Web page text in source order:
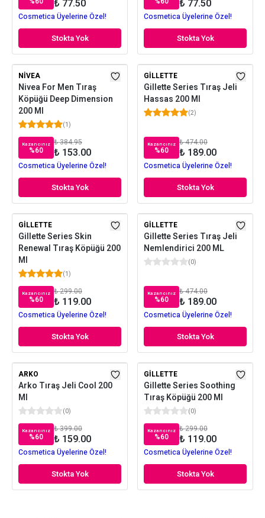
₺ 77.50
Cosmetica Üyelerine Özel!
Stokta Yok
₺ 77.50
Cosmetica Üyelerine Özel!
Stokta Yok
NIVEA
Nivea For Men Tıraş
Köpüğü Deep Dimension
200 Ml
(1)
Kazancınız
%60
₺ 384.95
₺ 153.00
Cosmetica Üyelerine Özel!
Stokta Yok
GILLETTE
Gillette Series Tıraş Jeli
Hassas 200 Ml
(2)
Kazancınız
%60
₺ 474.00
₺ 189.00
Cosmetica Üyelerine Özel!
Stokta Yok
GILLETTE
Gillette Series Skin
Renewal Tıraş Köpüğü 200
Ml
(1)
Kazancınız
%60
₺ 299.00
₺ 119.00
Cosmetica Üyelerine Özel!
Stokta Yok
GILLETTE
Gillette Series Tıraş Jeli
Nemlendirici 200 ML
(0)
Kazancınız
%60
₺ 474.00
₺ 189.00
Cosmetica Üyelerine Özel!
Stokta Yok
ARKO
Arko Tıraş Jeli Cool 200
Ml
(0)
Kazancınız
%60
₺ 399.00
₺ 159.00
Cosmetica Üyelerine Özel!
Stokta Yok
GILLETTE
Gillette Series Soothing
Tıraş Köpüğü 200 Ml
(0)
Kazancınız
%60
₺ 299.00
₺ 119.00
Cosmetica Üyelerine Özel!
Stokta Yok